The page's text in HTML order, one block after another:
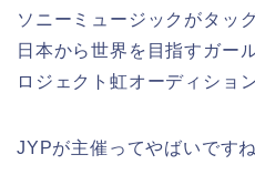
ソニーミュージックがタッ
日本から世界を目指すガー
ロジェクト虹オーディショ
JYPが主催ってやばいです